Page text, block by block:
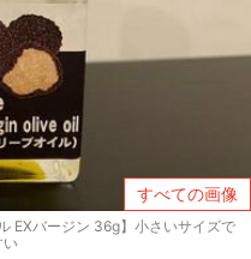
すべての画像
EXバージン 36g】小さいサイズで
い